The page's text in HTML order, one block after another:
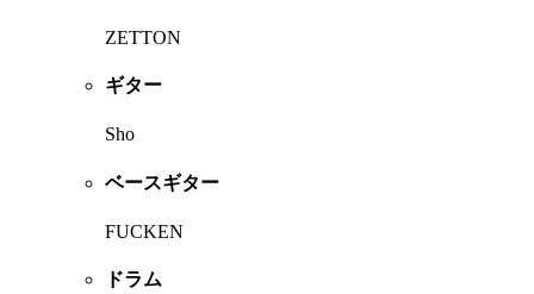
ZETTON
ギター
Sho
ベースギター
FUCKEN
ドラム